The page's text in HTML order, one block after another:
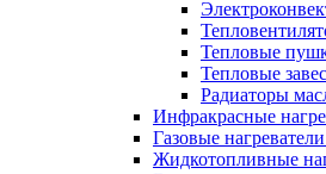
Тепловые
Тепловые
Радиаторы
Инфракрасные
Газовые
Жидкотопливные